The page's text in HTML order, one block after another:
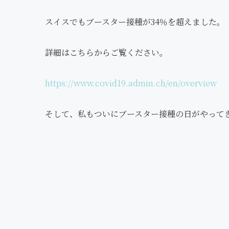
スイスでもブースター接種が34％を超えました。
詳細はこちらからご覧ください。
https://www.covid19.admin.ch/en/overview
そして、私もついにブースター接種の日がやって